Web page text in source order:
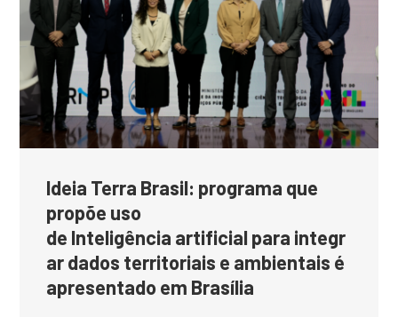
Ideia Terra Brasil: programa que
propõe uso
de Inteligência artificial para integr
ar dados territoriais e ambientais é
apresentado em Brasília